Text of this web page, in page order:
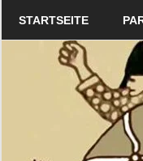
STARTSEITE